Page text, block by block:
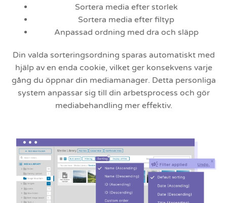
Sortera media efter storlek
Sortera media efter filtyp
Anpassad ordning med dra och släpp
Din valda sorteringsordning sparas automatiskt med
hjälp av en enda cookie, vilket ger konsekvens varje
gång du öppnar din mediamanager. Detta personliga
system anpassar sig till din arbetsprocess och gör
mediabehandling mer effektiv.